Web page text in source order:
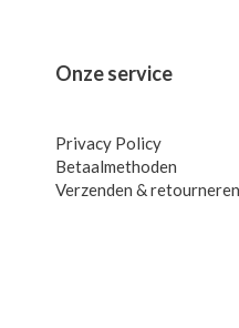
Onze service
Privacy Policy
Betaalmethoden
Verzenden & retourneren